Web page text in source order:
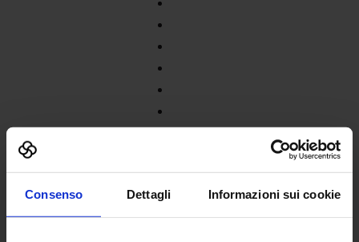
Consenso Dettagli Informazioni sui cookie